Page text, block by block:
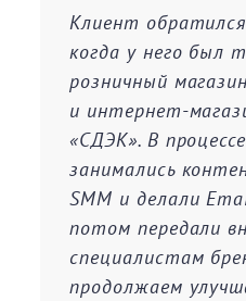
Клиент
когда у него был
розничный
и интернет-
«СДЭК». В
занимались
SMM и делали
потом передали
специалистам
продолжаем